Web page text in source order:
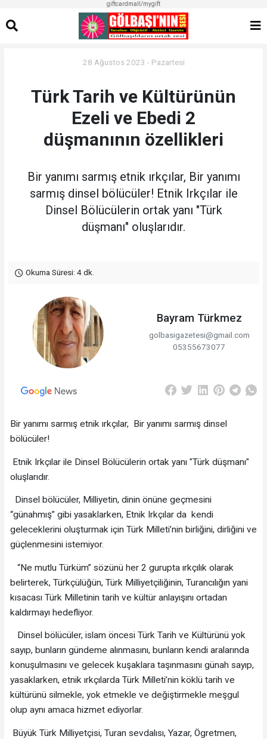
giftcardmall/mygift
28 Ağustos 2023 - Pazartesi
Türk Tarih ve Kültürünün
Ezeli ve Ebedi 2
düşmanının özellikleri
Bir yanımı sarmış etnik ırkçılar, Bir yanımı
sarmış dinsel bölücüler! Etnik Irkçılar ile
Dinsel Bölücülerin ortak yanı "Türk
düşmanı" oluşlarıdır.
Okuma Süresi: 4 dk.
Bayram Türkmez
golbasigazetesi@gmail.com
05355673077
Bir yanımı sarmış etnik ırkçılar, Bir yanımı sarmış dinsel
bölücüler!
Etnik Irkçılar ile Dinsel Bölücülerin ortak yanı "Türk düşmanı"
oluşlarıdır.
Dinsel bölücüler, Milliyetin, dinin önüne geçmesini
“günahmış” gibi yasaklarken, Etnik Irkçılar da kendi
geleceklerini oluşturmak için Türk Milleti’nin birliğini, dirliğini ve
güçlenmesini istemiyor.
“Ne mutlu Türküm” sözünü her 2 gurupta ırkçılık olarak
belirterek, Türkçülüğün, Türk Milliyetçiliğinin, Turancılığın yani
kısacası Türk Milletinin tarih ve kültür anlayışını ortadan
kaldırmayı hedefliyor.
Dinsel bölücüler, islam öncesi Türk Tarih ve Kültürünü yok
sayıp, bunların gündeme alınmasını, bunların kendi aralarında
konuşulmasını ve gelecek kuşaklara taşınmasını günah sayıp,
yasaklarken, etnik ırkçılarda Türk Milleti’nin köklü tarih ve
kültürünü silmekle, yok etmekle ve değiştirmekle meşgul
olup aynı amaca hizmet ediyorlar.
Büyük Türk Milliyetçisi, Turan sevdalısı, Yazar, Ögretmen,